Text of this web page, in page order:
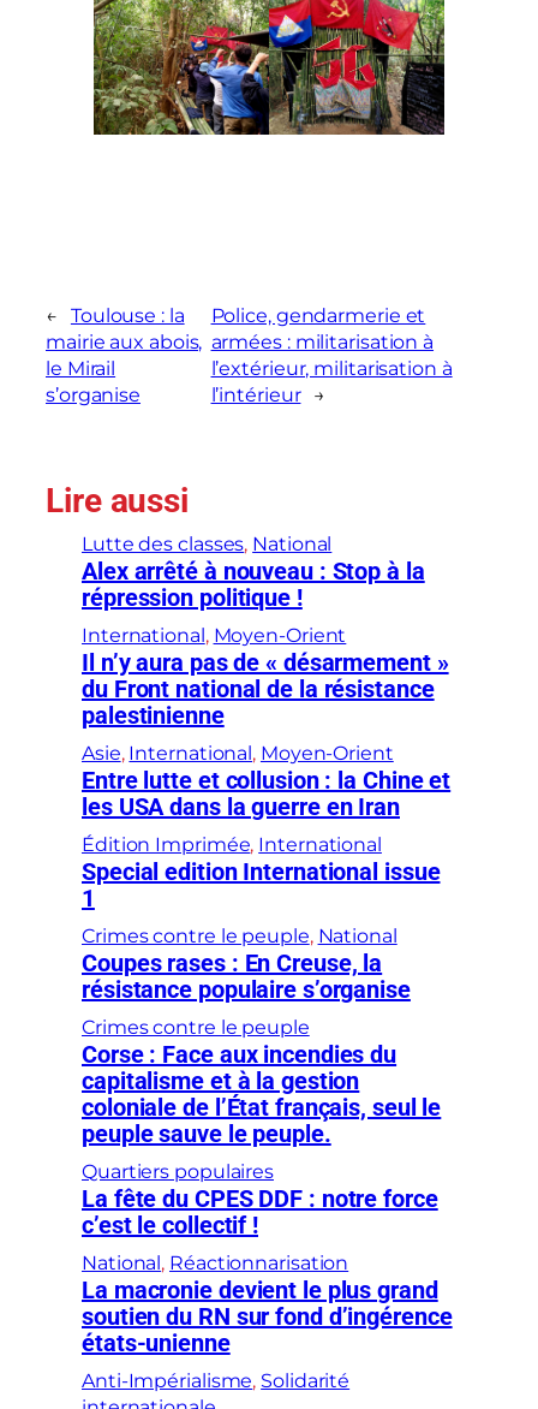
←
Toulouse : la
mairie aux abois,
le Mirail
s’organise
Police, gendarmerie et
armées : militarisation à
l’extérieur, militarisation à
l’intérieur
→
Lire aussi
Lutte des classes, National
Alex arrêté à nouveau : Stop à la
répression politique !
International, Moyen-Orient
Il n’y aura pas de « désarmement »
du Front national de la résistance
palestinienne
Asie, International, Moyen-Orient
Entre lutte et collusion : la Chine et
les USA dans la guerre en Iran
Édition Imprimée, International
Special edition International issue
1
Crimes contre le peuple, National
Coupes rases : En Creuse, la
résistance populaire s’organise
Crimes contre le peuple
Corse : Face aux incendies du
capitalisme et à la gestion
coloniale de l’État français, seul le
peuple sauve le peuple.
Quartiers populaires
La fête du CPES DDF : notre force
c’est le collectif !
National, Réactionnarisation
La macronie devient le plus grand
soutien du RN sur fond d’ingérence
états-unienne
Anti-Impérialisme, Solidarité